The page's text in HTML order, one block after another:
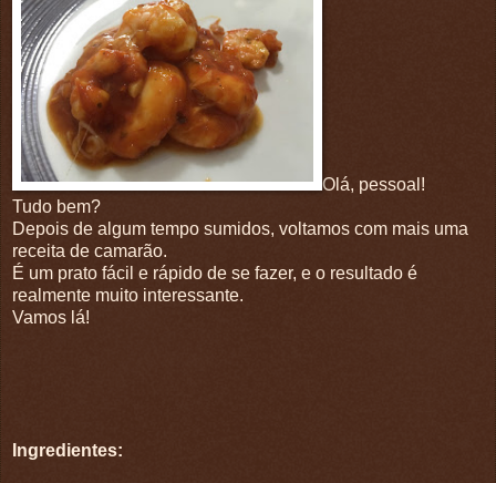
Olá, pessoal!
Tudo bem?
Depois de algum tempo sumidos, voltamos com mais uma
receita de camarão.
É um prato fácil e rápido de se fazer, e o resultado é
realmente muito interessante.
Vamos lá!
Ingredientes: